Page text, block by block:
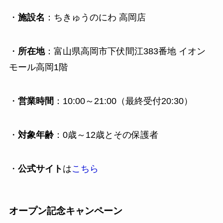
・ 施設名 ：ちきゅうのにわ 高岡店
・ 所在地：富山県高岡市下伏間江383番地 イオン
モール高岡1階
・ 営業時間 ：10:00～21:00（最終受付20:30）
・ 対象年齢：0歳～12歳とその保護者
・ 公式サイト はこちら
オープン記念キャンペーン